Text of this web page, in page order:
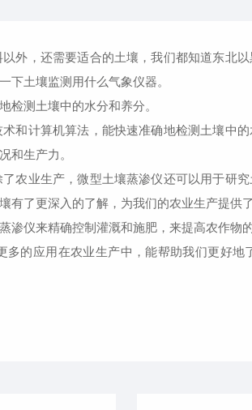
，还需要适合的土壤，我们都知道东北
下土壤监测用什么气象仪器。
测土壤中的水分和养分。
计算机算法，能快速准确地检测土壤中
和生产力。
业生产，微型土壤蒸渗仪还可以用于研
了更深入的了解，为我们的农业生产提供
仪来精确控制灌溉和施肥，来提高农作物的
应用在农业生产中，能帮助我们更好地